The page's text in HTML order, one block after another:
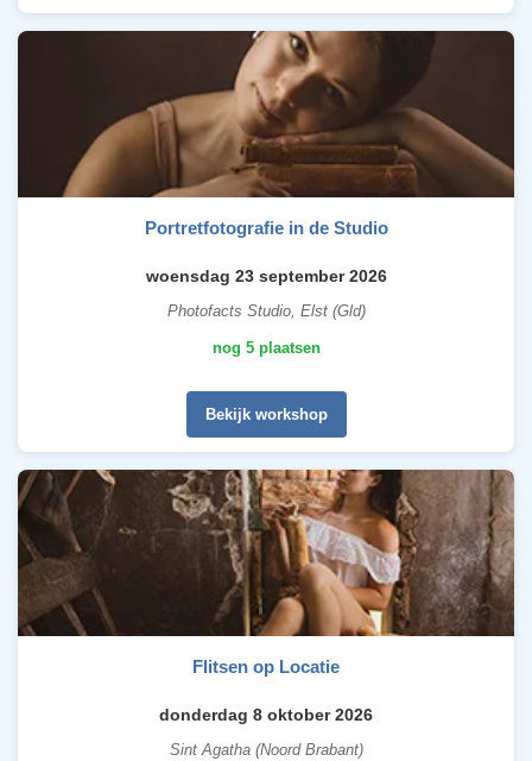
Portretfotografie in de Studio
woensdag 23 september 2026
Photofacts Studio, Elst (Gld)
nog 5 plaatsen
Bekijk workshop
Flitsen op Locatie
donderdag 8 oktober 2026
Sint Agatha (Noord Brabant)